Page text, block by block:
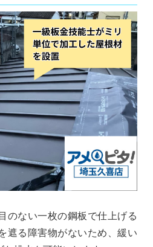
のない一枚の鋼板で仕上げる
遮る障害物がないため、緩い